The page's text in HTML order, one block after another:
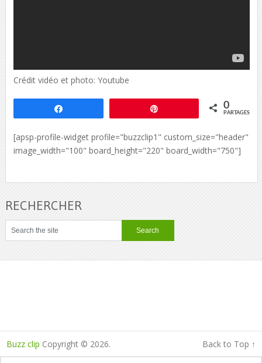
Crédit vidéo et photo: Youtube
0
PARTAGES
[apsp-profile-widget profile="buzzclip1" custom_size="header"
image_width="100" board_height="220" board_width="750"]
RECHERCHER
Buzz clip Copyright © 2026. Back to Top ↑